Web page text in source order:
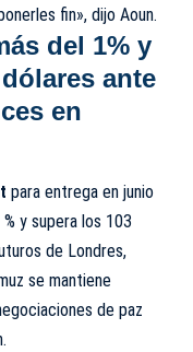
fin», dijo Aoun.
del 1% y
ante
en
para entrega en junio
y supera los 103
de Londres,
se mantiene
de paz